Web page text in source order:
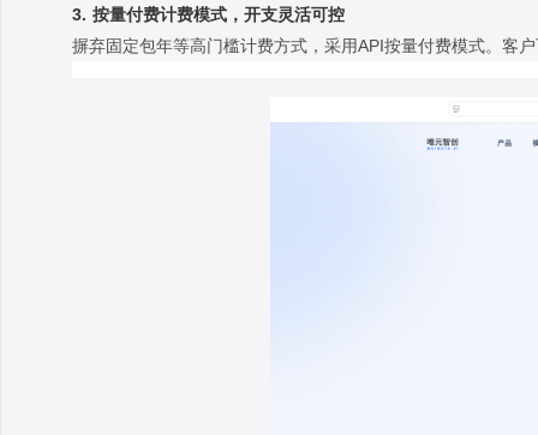
3. 按量付费计费模式，开支灵活可控
摒弃固定包年等高门槛计费方式，采用API按量付费模式。客